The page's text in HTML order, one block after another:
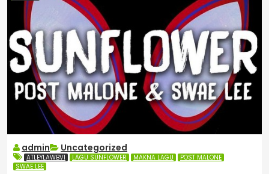
admin Uncategorized
ATLEYLAWBVI LAGU SUNFLOWER MAKNA LAGU
POST MALONE
SWAE LEE